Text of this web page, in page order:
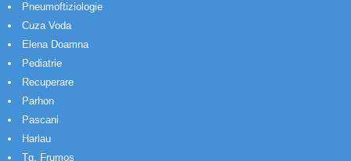
Pneumoftiziologie
Cuza Voda
Elena Doamna
Pediatrie
Recuperare
Parhon
Pascani
Harlau
Tg. Frumos